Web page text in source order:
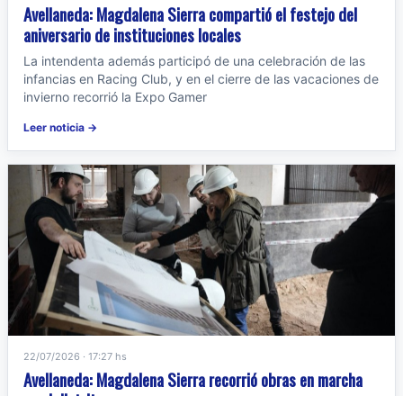
Avellaneda: Magdalena Sierra compartió el festejo del
aniversario de instituciones locales
La intendenta además participó de una celebración de las
infancias en Racing Club, y en el cierre de las vacaciones de
invierno recorrió la Expo Gamer
Leer noticia →
22/07/2026 · 17:27 hs
Avellaneda: Magdalena Sierra recorrió obras en marcha